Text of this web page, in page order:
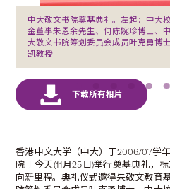
中大敬文书院奠基典礼。左起：中大
金董事朱恩余先生、何陈婉珍博士、
大敬文书院筹划委员会成员叶克勇博
凯教授
香港中文大学（中大）于2006/07学
院于今天(11月25日)举行奠基典礼，
向新里程。典礼仪式邀得朱敬文教育